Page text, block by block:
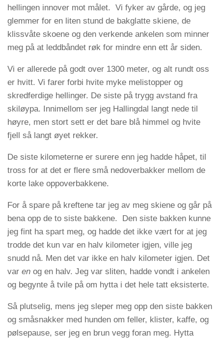
hellingen innover mot målet. Vi fyker av gårde, og jeg
glemmer for en liten stund de bakglatte skiene, de
klissvåte skoene og den verkende ankelen som minner
meg på at leddbåndet røk for mindre enn ett år siden.
Vi er allerede på godt over 1300 meter, og alt rundt oss
er hvitt. Vi farer forbi hvite myke melistopper og
skredferdige hellinger. De siste på trygg avstand fra
skiløypa. Innimellom ser jeg Hallingdal langt nede til
høyre, men stort sett er det bare blå himmel og hvite
fjell så langt øyet rekker.
De siste kilometerne er surere enn jeg hadde håpet, til
tross for at det er flere små nedoverbakker mellom de
korte lake oppoverbakkene.
For å spare på kreftene tar jeg av meg skiene og går på
bena opp de to siste bakkene. Den siste bakken kunne
jeg fint ha spart meg, og hadde det ikke vært for at jeg
trodde det kun var en halv kilometer igjen, ville jeg
snudd nå. Men det var ikke en halv kilometer igjen. Det
var en og en halv. Jeg var sliten, hadde vondt i ankelen
og begynte å tvile på om hytta i det hele tatt eksisterte.
Så plutselig, mens jeg sleper meg opp den siste bakken
og småsnakker med hunden om feller, klister, kaffe, og
pølsepause, ser jeg en brun vegg foran meg. Hytta